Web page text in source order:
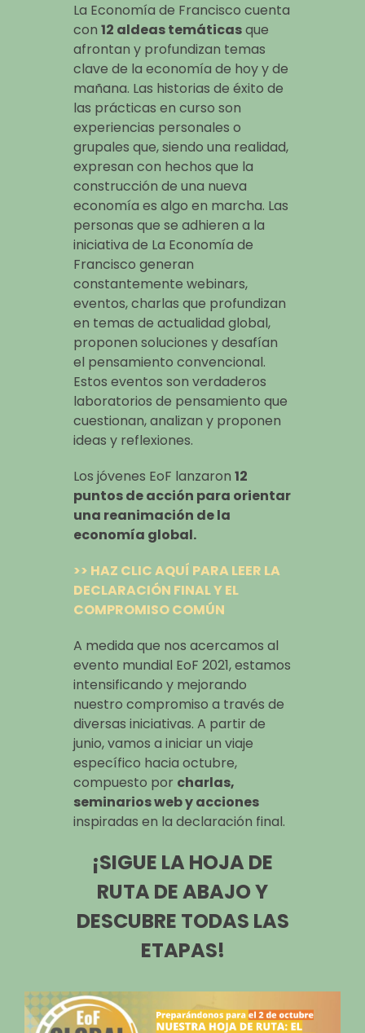
La Economía de Francisco cuenta
con 12 aldeas temáticasque
afrontan y profundizan temas
clave de la economía de hoy y de
mañana. Las historias de éxito de
las prácticas en curso son
experiencias personales o
grupales que, siendo una realidad,
expresan con hechos que la
construcción de una nueva
economía es algo en marcha. Las
personas que se adhieren a la
iniciativa de La Economía de
Francisco generan
constantemente webinars,
eventos, charlas que profundizan
en temas de actualidad global,
proponen soluciones y desafían
el pensamiento convencional.
Estos eventos son verdaderos
laboratorios de pensamiento que
cuestionan, analizan y proponen
ideas y reflexiones.
Los jóvenes EoF lanzaron 12
puntos de acción para orientar
una reanimación de la
economía global.
>> HAZ CLIC AQUÍ PARA LEER LA
DECLARACIÓN FINAL Y EL
COMPROMISO COMÚN
A medida que nos acercamos al
evento mundial EoF 2021, estamos
intensificando y mejorando
nuestro compromiso a través de
diversas iniciativas. A partir de
junio, vamos a iniciar un viaje
específico hacia octubre,
compuesto por charlas,
seminarios web y acciones
inspiradas en la declaración final.
¡SIGUE LA HOJA DE
RUTA DE ABAJO Y
DESCUBRE TODAS LAS
ETAPAS!